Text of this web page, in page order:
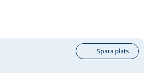
Spara plats